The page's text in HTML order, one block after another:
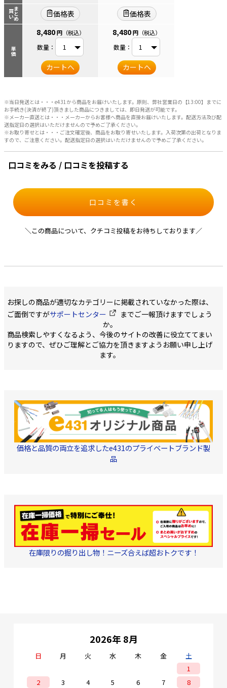
まとめ
買い
単価
価格表
価格表
8,480 円（税込）
数量：
カートへ
8,480円 （税込）
数量：
カートへ
※当日発送とは・・・e431から商品をお届けいたします。原則、弊社営業日の【13:00】までに
お手続き(決済が終了)頂きました商品につきましては、即日発送が可能です。
※メーカー直送とは・・・メーカーからお客様へ商品を直接お届けいたします。配送方法及び配
送指定日の選択はいただけませんので予めご了承ください。
※お取り寄せとは・・・ご注文確定後、商品をお取り寄せいたします。入荷次第の出荷となりま
すので、ご注意ください。配送指定日の選択はいただけませんので予めご了承ください。
口コミをみる / 口コミを投稿する
口コミを書く
＼この商品について、クチコミ投稿をお待ちしております／
お探しの商品が適切なカテゴリーに掲載されていなかった際は、
ご面倒ですがサポートセンター
までご一報頂けますでしょう
か。
商品検索しやすくなるよう、今後のサイトの改善に役立ててまい
りますので、ぜひご理解とご協力を頂きますようお願い申し上げ
ます。
価格と品質の両立を追求したe431のプライベートブランド製
品
在庫限りの掘り出し物！ニーズ合えば超おトクです！
2026年 8月
日 月 火 水 木 金
土
1
2
3 4 5 6 7
8